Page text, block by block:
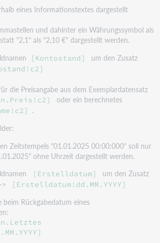
eines Informationstextes dargestellt
und dahinter ein Währungssymbol als
"2,1" als "2,10 €" dargestellt werden.
[Kontostand] um den Zusatz
die Preisangabe aus dem Exemplardatensatz
oder ein berechnetes
.
Zeitstempels "01.01.2025 00:00:000" soll nur
ohne Uhrzeit dargestellt werden.
[Erstelldatum] um den Zusatz
> [Erstelldatum!dd.MM.YYYY]
beim Rückgabedatum eines